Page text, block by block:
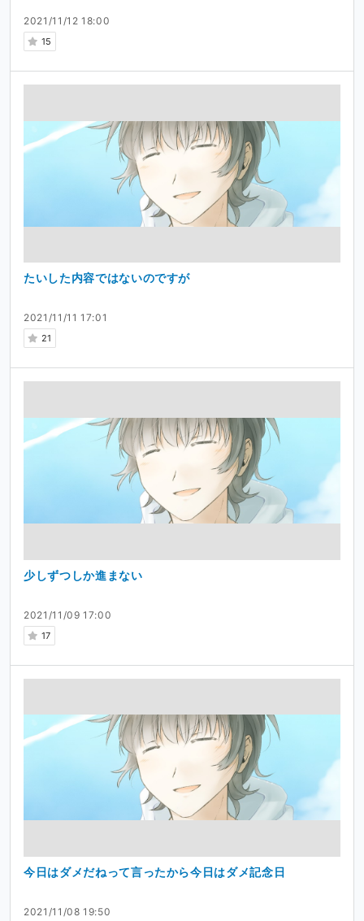
2021/11/12 18:00
15
2021/11/11 17:01
21
たいした内容ではないのですが
2021/11/09 17:00
17
少しずつしか進まない
2021/11/08 19:50
今日はダメだねって言ったから今日はダメ記念日